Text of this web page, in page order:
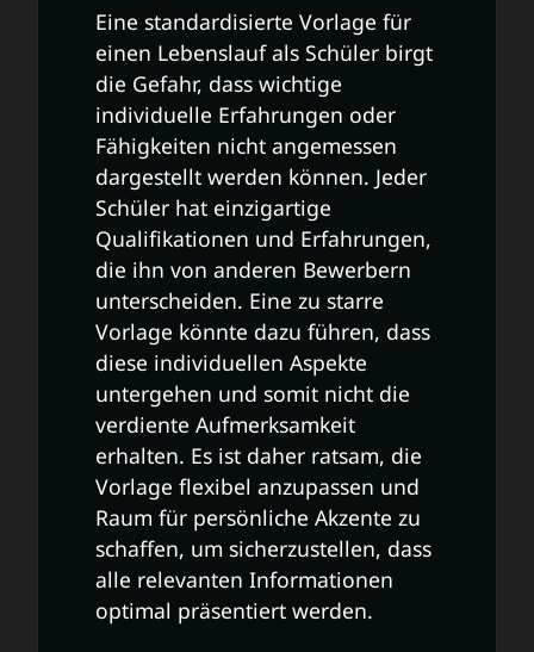
Eine standardisierte Vorlage für
einen Lebenslauf als Schüler birgt
die Gefahr, dass wichtige
individuelle Erfahrungen oder
Fähigkeiten nicht angemessen
dargestellt werden können. Jeder
Schüler hat einzigartige
Qualifikationen und Erfahrungen,
die ihn von anderen Bewerbern
unterscheiden. Eine zu starre
Vorlage könnte dazu führen, dass
diese individuellen Aspekte
untergehen und somit nicht die
verdiente Aufmerksamkeit
erhalten. Es ist daher ratsam, die
Vorlage flexibel anzupassen und
Raum für persönliche Akzente zu
schaffen, um sicherzustellen, dass
alle relevanten Informationen
optimal präsentiert werden.